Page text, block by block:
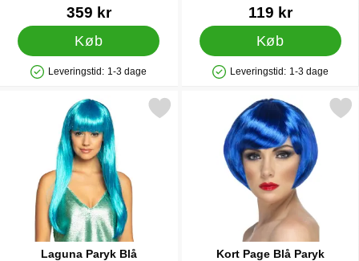
Paryk Lavender Mist
Varenr 43568359 kr
Køb
Produkttilgængelighed: På lager
Leveringstid: 1-3 dage
Varenr 88728119 kr
Køb
Produkttilgængelighed: På lager
Leveringstid: 1-3 dage
Laguna Paryk Blå
Markér laguna Paryk Blå som favorit
Kort Page Blå Paryk
Markér kort Page Blå